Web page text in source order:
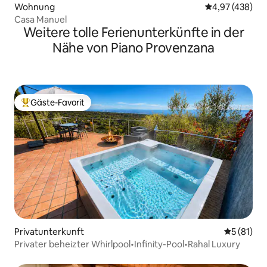
Wohnung
4,97 (438)
Casa Manuel
Weitere tolle Ferienunterkünfte in der
Nähe von Piano Provenzana
Beliebter Gäste-Favorit.
Gäste-Favorit
Privatunterkunft
5 (81)
Privater beheizter Whirlpool•Infinity-Pool•Rahal Luxury